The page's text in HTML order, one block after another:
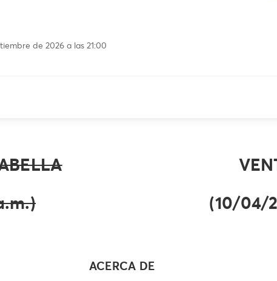
de 2026 a las 21:00
(10/04/
ACERCA DE